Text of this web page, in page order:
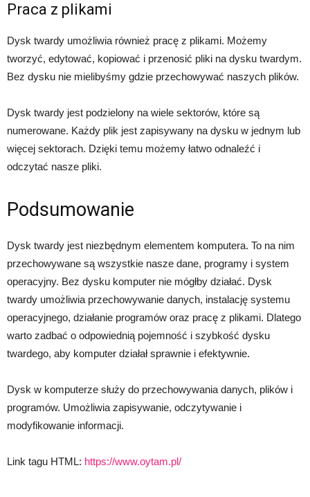
Praca z plikami
Dysk twardy umożliwia również pracę z plikami. Możemy
tworzyć, edytować, kopiować i przenosić pliki na dysku twardym.
Bez dysku nie mielibyśmy gdzie przechowywać naszych plików.
Dysk twardy jest podzielony na wiele sektorów, które są
numerowane. Każdy plik jest zapisywany na dysku w jednym lub
więcej sektorach. Dzięki temu możemy łatwo odnaleźć i
odczytać nasze pliki.
Podsumowanie
Dysk twardy jest niezbędnym elementem komputera. To na nim
przechowywane są wszystkie nasze dane, programy i system
operacyjny. Bez dysku komputer nie mógłby działać. Dysk
twardy umożliwia przechowywanie danych, instalację systemu
operacyjnego, działanie programów oraz pracę z plikami. Dlatego
warto zadbać o odpowiednią pojemność i szybkość dysku
twardego, aby komputer działał sprawnie i efektywnie.
Dysk w komputerze służy do przechowywania danych, plików i
programów. Umożliwia zapisywanie, odczytywanie i
modyfikowanie informacji.
Link tagu HTML: https://www.oytam.pl/